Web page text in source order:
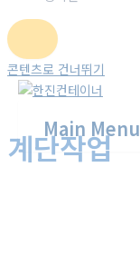
콘텐츠로 건너뛰기
Main Menu
계단작업